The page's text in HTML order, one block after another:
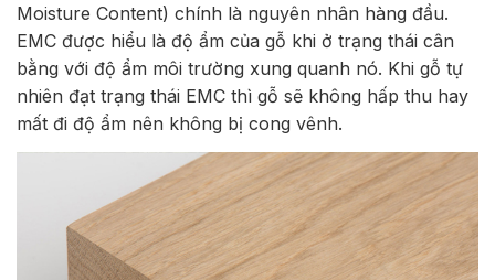
Moisture Content) chính là nguyên nhân hàng đầu.
EMC được hiểu là độ ẩm của gỗ khi ở trạng thái cân
bằng với độ ẩm môi trường xung quanh nó. Khi gỗ tự
nhiên đạt trạng thái EMC thì gỗ sẽ không hấp thu hay
mất đi độ ẩm nên không bị cong vênh.